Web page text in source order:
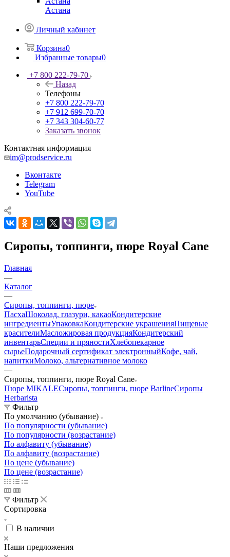
Астана
Личный кабинет
Корзина0
Избранные товары0
+7 800 222-79-70
Назад
Телефоны
+7 800 222-79-70
+7 912 699-70-70
+7 343 304-60-77
Заказать звонок
Контактная информация
im@prodservice.ru
Вконтакте
Telegram
YouTube
Сиропы, топпинги, пюре Royal Cane
Главная
—
Каталог
—
Сиропы, топпинги, пюре
ПасхаШоколад, глазури, какаоКондитерские
ингредиентыУпаковкаКондитерские украшенияПищевые
красителиМасложировая продукцияКондитерский
инвентарьСпеции и пряностиХлебопекарное
сырьеПодарочный сертификат электронныйКофе, чай,
напиткиМолоко, альтернативное молоко
—
Сиропы, топпинги, пюре Royal Cane
Пюре MIKALEСиропы, топпинги, пюре BarlineСиропы
Herbarista
Фильтр
По умолчанию (убывание)
По популярности (убывание)
По популярности (возрастание)
По алфавиту (убывание)
По алфавиту (возрастание)
По цене (убывание)
По цене (возрастание)
Фильтр
Сортировка
В наличии
Наши предложения